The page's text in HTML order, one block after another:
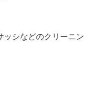
シなどのクリーニン